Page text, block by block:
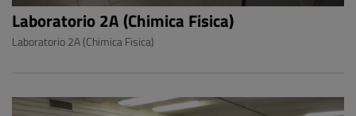
Laboratorio 2A (Chimica Fisica)
Laboratorio 2A (Chimica Fisica)